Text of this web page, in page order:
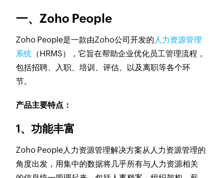
一、Zoho People
Zoho People是一款由Zoho公司开发的人力资源管理
系统 （HRMS），它旨在帮助企业优化员工管理流程，
包括招聘、入职、培训、评估、以及离职等各个环
节。
产品主要特点：
1、功能丰富
Zoho People人力资源管理解决方案从人力资源管理的
角度出发，用集中的数据将几乎所有与人力资源相关